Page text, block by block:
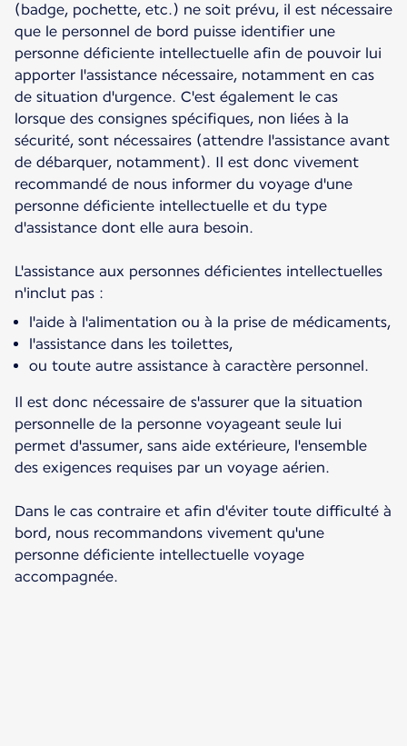
(badge, pochette, etc.) ne soit prévu, il est nécessaire
que le personnel de bord puisse identifier une
personne déficiente intellectuelle afin de pouvoir lui
apporter l'assistance nécessaire, notamment en cas
de situation d'urgence. C'est également le cas
lorsque des consignes spécifiques, non liées à la
sécurité, sont nécessaires (attendre l'assistance avant
de débarquer, notamment). Il est donc vivement
recommandé de nous informer du voyage d'une
personne déficiente intellectuelle et du type
d'assistance dont elle aura besoin.
L'assistance aux personnes déficientes intellectuelles
n'inclut pas :
l'aide à l'alimentation ou à la prise de médicaments,
l'assistance dans les toilettes,
ou toute autre assistance à caractère personnel.
Il est donc nécessaire de s'assurer que la situation
personnelle de la personne voyageant seule lui
permet d'assumer, sans aide extérieure, l'ensemble
des exigences requises par un voyage aérien.
Dans le cas contraire et afin d'éviter toute difficulté à
bord, nous recommandons vivement qu'une
personne déficiente intellectuelle voyage
accompagnée.